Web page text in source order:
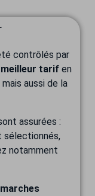
contrôlés par
tarif en
aussi de la
assurées :
sélectionnés,
notamment